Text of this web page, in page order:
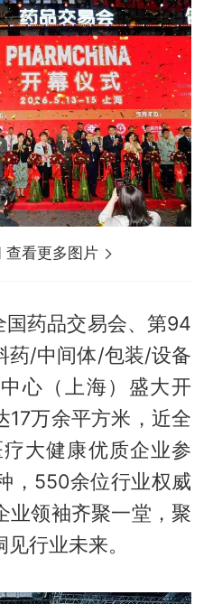
查看更多图片
药品交易会、第94
药/中间体/包装/设备
心（上海）盛大开
17万余平方米，近全
大健康优质企业参
，550余位行业权威
业领袖齐聚一堂，聚
行业未来。